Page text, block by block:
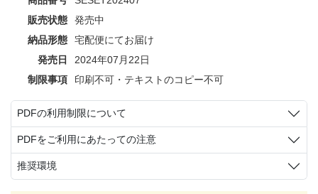
販売状態
発売中
納品形態
宅配便にてお届け
発売日
2024年07月22日
制限事項
印刷不可・テキストのコピー不可
PDFの利用制限について
PDFをご利用にあたっての注意
推奨環境